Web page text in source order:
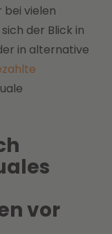
bei vielen
der Blick in
in alternative
vor